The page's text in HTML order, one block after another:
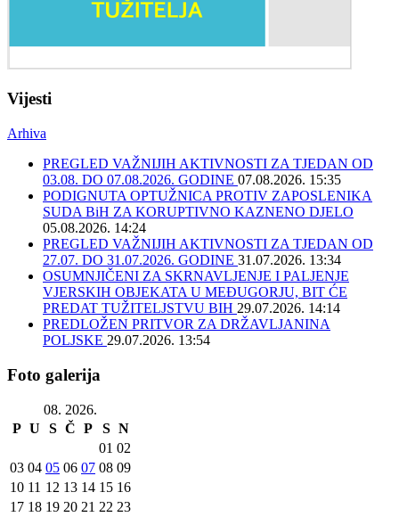
Vijesti
Arhiva
PREGLED VAŽNIJIH AKTIVNOSTI ZA TJEDAN OD
03.08. DO 07.08.2026. GODINE 07.08.2026. 15:35
PODIGNUTA OPTUŽNICA PROTIV ZAPOSLENIKA
SUDA BiH ZA KORUPTIVNO KAZNENO DJELO
05.08.2026. 14:24
PREGLED VAŽNIJIH AKTIVNOSTI ZA TJEDAN OD
27.07. DO 31.07.2026. GODINE 31.07.2026. 13:34
OSUMNJIČENI ZA SKRNAVLJENJE I PALJENJE
VJERSKIH OBJEKATA U MEĐUGORJU, BIT ĆE
PREDAT TUŽITELJSTVU BIH 29.07.2026. 14:14
PREDLOŽEN PRITVOR ZA DRŽAVLJANINA
POLJSKE 29.07.2026. 13:54
Foto galerija
08. 2026.
P U S Č P S N
01 02
03 04 05 06 07 08 09
10 11 12 13 14 15 16
17 18 19 20 21 22 23